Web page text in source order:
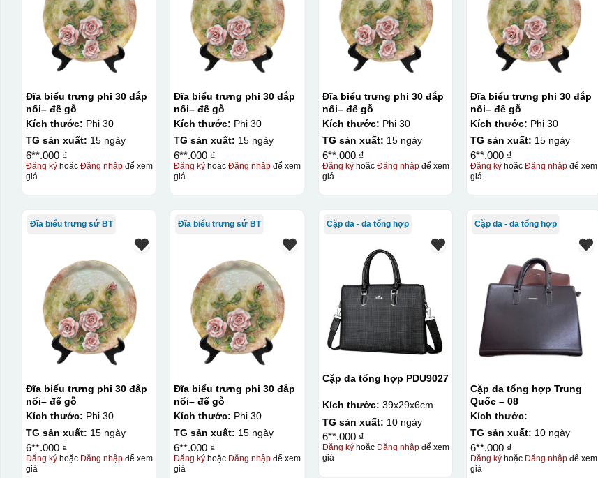
Hộp xi ấm chén
Đĩa biểu trưng phi 30 đắp
nổi– đế gỗ
Kích thước: Phi 30
TG sản xuất: 15 ngày
6**.000 ₫
Đăng kýhoặc Đăng nhậpđể xem
giá
Đĩa biểu trưng phi 30 đắp
nổi– đế gỗ
Kích thước: Phi 30
TG sản xuất: 15 ngày
6**.000 ₫
Đăng ký hoặcĐăng nhập để xem
giá
Đĩa biểu trưng phi 30 đắp
nổi– đế gỗ
Kích thước: Phi 30
TG sản xuất: 15 ngày
6**.000 ₫
Đăng kýhoặc Đăng nhậpđể xem
giá
Đĩa biểu trưng phi 30 đắp
nổi– đế gỗ
Kích thước: Phi 30
TG sản xuất: 15 ngày
6**.000 ₫
Đăng ký hoặcĐăng nhập để xem
giá
Đĩa biểu trưng sứ BT
Đĩa biểu trưng phi 30 đắp
nổi– đế gỗ
Kích thước: Phi 30
TG sản xuất: 15 ngày
6**.000 ₫
Đăng kýhoặc Đăng nhậpđể xem
giá
Đĩa biểu trưng sứ BT
Đĩa biểu trưng phi 30 đắp
nổi– đế gỗ
Kích thước: Phi 30
TG sản xuất: 15 ngày
6**.000 ₫
Đăng ký hoặcĐăng nhập để xem
giá
Cặp da - da tổng hợp
Cặp da tổng hợp PDU9027
Kích thước: 39x29x6cm
TG sản xuất: 10 ngày
6**.000 ₫
Đăng kýhoặc Đăng nhậpđể xem
giá
Cặp da - da tổng hợp
Cặp da tổng hợp Trung
Quốc – 08
Kích thước:
TG sản xuất: 10 ngày
6**.000 ₫
Đăng ký hoặcĐăng nhập để xem
giá